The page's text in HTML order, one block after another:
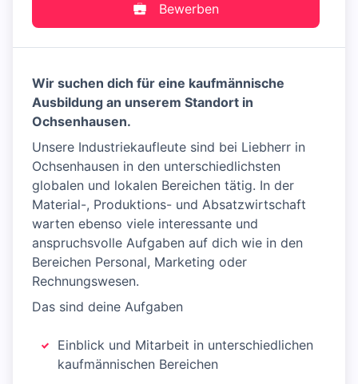
Bewerben
Wir suchen dich für eine kaufmännische
Ausbildung an unserem Standort in
Ochsenhausen.
Unsere Industriekaufleute sind bei Liebherr in
Ochsenhausen in den unterschiedlichsten
globalen und lokalen Bereichen tätig. In der
Material-, Produktions- und Absatzwirtschaft
warten ebenso viele interessante und
anspruchsvolle Aufgaben auf dich wie in den
Bereichen Personal, Marketing oder
Rechnungswesen.
Das sind deine Aufgaben
Einblick und Mitarbeit in unterschiedlichen
kaufmännischen Bereichen